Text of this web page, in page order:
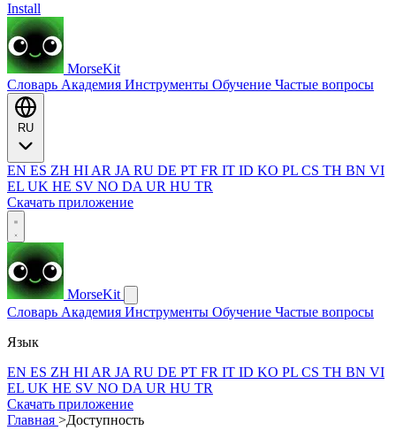
Install
MorseKit
Словарь Академия Инструменты Обучение Частые вопросы
EN ES ZH HI AR JA RU DE PT FR IT ID KO PL CS TH BN VI
EL UK HE SV NO DA UR HU TR
Скачать приложение
MorseKit
Словарь Академия Инструменты Обучение Частые вопросы
Язык
EN ES ZH HI AR JA RU DE PT FR IT ID KO PL CS TH BN VI
EL UK HE SV NO DA UR HU TR
Скачать приложение
Главная >Доступность